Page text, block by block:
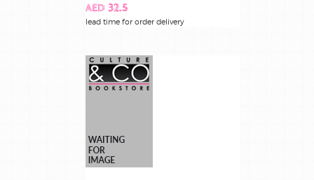
AED 32.5
lead time for order delivery